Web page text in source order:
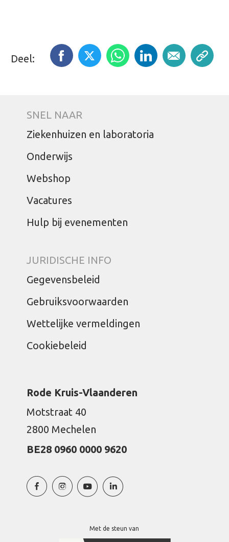
Deel:
SNEL NAAR
Ziekenhuizen en laboratoria
Onderwijs
Webshop
Vacatures
Hulp bij evenementen
JURIDISCHE INFO
Gegevensbeleid
Gebruiksvoorwaarden
Wettelijke vermeldingen
Cookiebeleid
Rode Kruis-Vlaanderen
Motstraat 40
2800 Mechelen
BE28 0960 0000 9620
Met de steun van